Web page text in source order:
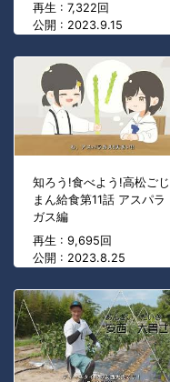
再生 : 7,322回
公開 : 2023.9.15
知ろう!食べよう!高松ごじ
まん給食第11話 アスパラ
ガス編
再生 : 9,695回
公開 : 2023.8.25